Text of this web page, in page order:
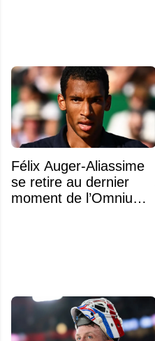
Félix Auger-Aliassime
se retire au dernier
moment de l’Omnium